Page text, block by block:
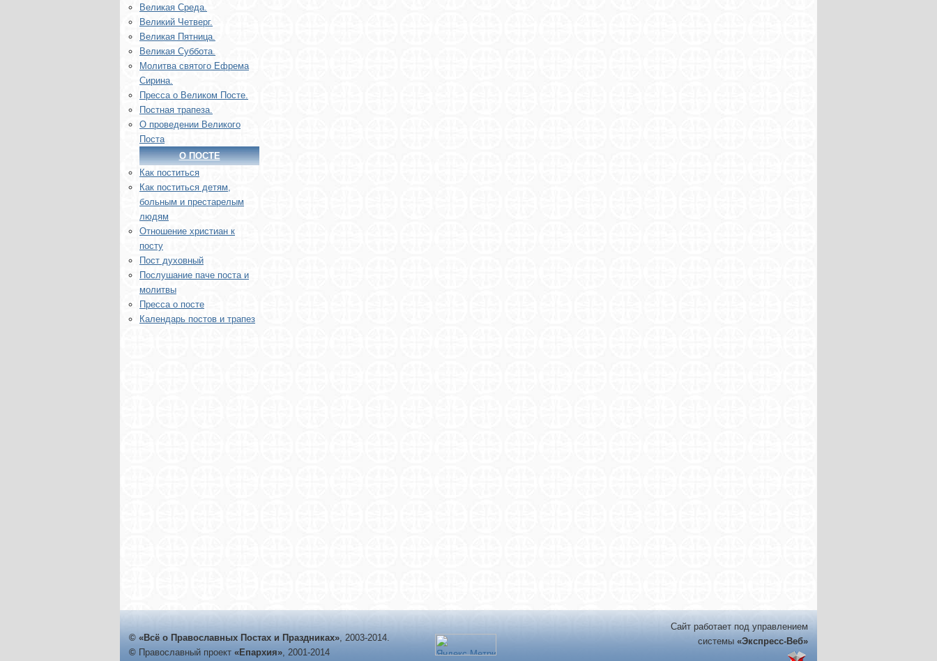
Великая Среда.
Великий Четверг.
Великая Пятница.
Великая Суббота.
Молитва святого Ефрема
Сирина.
Пресса о Великом Посте.
Постная трапеза.
О проведении Великого
Поста
О ПОСТЕ
Как поститься
Как поститься детям,
больным и престарелым
людям
Отношение христиан к
посту
Пост духовный
Послушание паче поста и
молитвы
Пресса о посте
Календарь постов и трапез
© «Всё о Православных Постах и Праздниках», 2003-2014.
© Православный проект «Епархия», 2001-2014
Сайт работает под управлением
системы «Экспресс-Веб»